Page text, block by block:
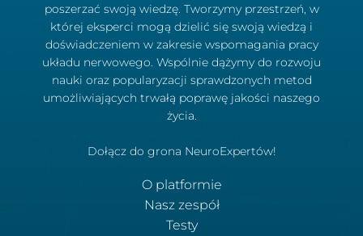
poszerzać swoją wiedzę. Tworzymy przestrzeń, w
której eksperci mogą dzielić się swoją wiedzą i
doświadczeniem w zakresie wspomagania pracy
układu nerwowego. Wspólnie dążymy do rozwoju
nauki oraz popularyzacji sprawdzonych metod
umożliwiających trwałą poprawę jakości naszego
życia.
Dołącz do grona NeuroExpertów!
O platformie
Nasz zespół
Testy